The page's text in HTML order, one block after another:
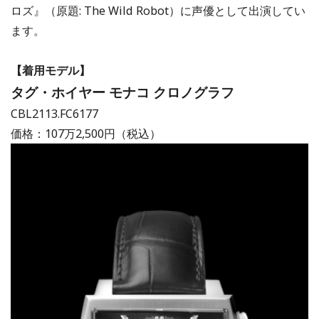
ロズ』（原題: The Wild Robot）に声優として出演してい
ます。
【着用モデル】
タグ・ホイヤー モナコ クロノグラフ
CBL2113.FC6177
価格：107万2,500円（税込）